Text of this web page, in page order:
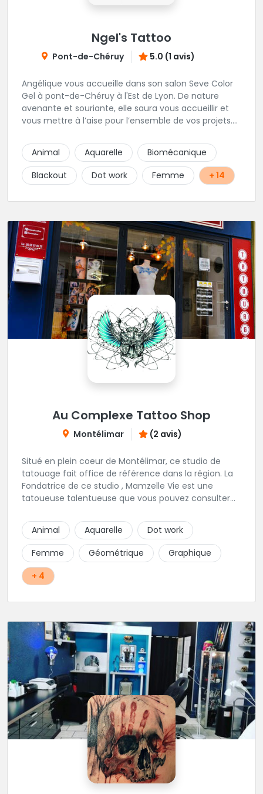
Ngel's Tattoo
Pont-de-Chéruy 5.0 (1 avis)
Angélique vous accueille dans son salon Seve Color
Gel à pont-de-Chéruy à l'Est de Lyon. De nature
avenante et souriante, elle saura vous accueillir et
vous mettre à l’aise pour l’ensemble de vos projets.
tatouages allant des calligraphies, motifs floraux au
réalisme.
Animal Aquarelle
Biomécanique
Blackout
Dot work Femme + 14
Au Complexe Tattoo Shop
Montélimar (2 avis)
Situé en plein coeur de Montélimar, ce studio de
tatouage fait office de référence dans la région. La
Fondatrice de ce studio , Mamzelle Vie est une
tatoueuse talentueuse que vous pouvez consulter
Animal
Aquarelle
Dot work
Femme
Géométrique
Graphique
+ 4